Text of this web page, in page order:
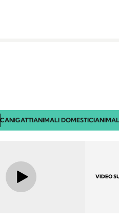
CANIGATTIANIMALI DOMESTICI
VIDEO